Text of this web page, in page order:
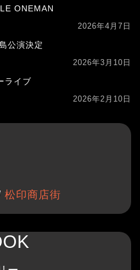
ONEMAN
2026年4月7日
公演決定
2026年3月10日
ライブ
2026年2月10日
松印商店街